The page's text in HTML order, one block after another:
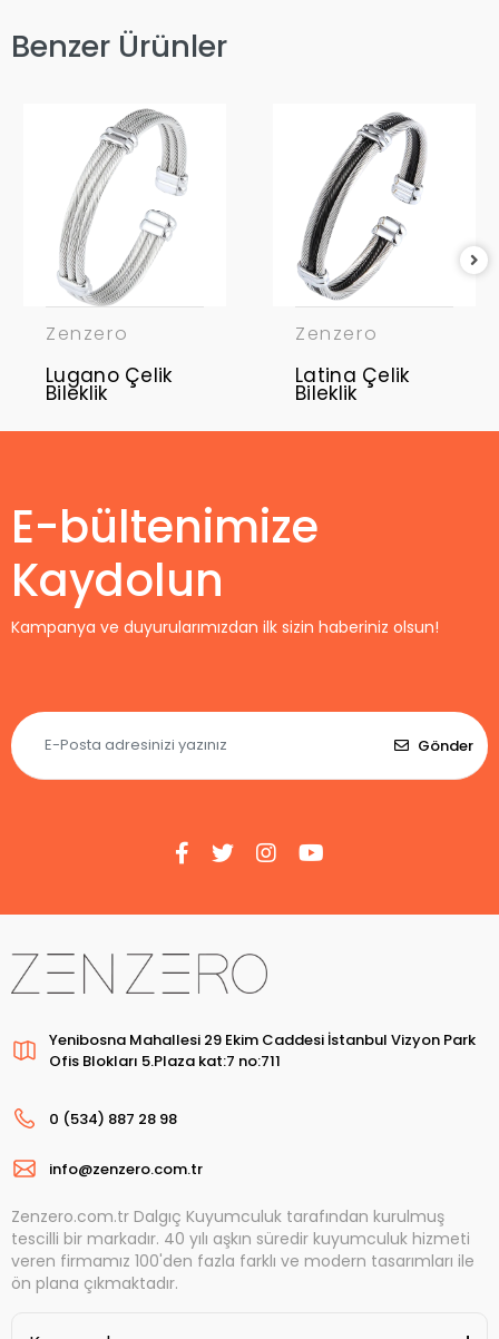
Benzer Ürünler
Zenzero
Lugano Çelik
Bileklik
Zenzero
Latina Çelik
Bileklik
E-bültenimize
Kaydolun
Kampanya ve duyurularımızdan ilk sizin haberiniz olsun!
Gönder
Yenibosna Mahallesi 29 Ekim Caddesi İstanbul Vizyon Park
Ofis Blokları 5.Plaza kat:7 no:711
0 (534) 887 28 98
info@zenzero.com.tr
Zenzero.com.tr Dalgıç Kuyumculuk tarafından kurulmuş
tescilli bir markadır. 40 yılı aşkın süredir kuyumculuk hizmeti
veren firmamız 100'den fazla farklı ve modern tasarımları ile
ön plana çıkmaktadır.